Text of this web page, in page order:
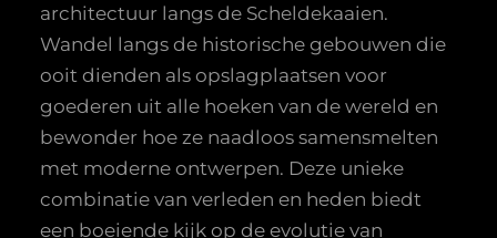
architectuur langs de Scheldekaaien.
Wandel langs de historische gebouwen die
ooit dienden als opslagplaatsen voor
goederen uit alle hoeken van de wereld en
bewonder hoe ze naadloos samensmelten
met moderne ontwerpen. Deze unieke
combinatie van verleden en heden biedt
een boeiende kijk op de evolutie van